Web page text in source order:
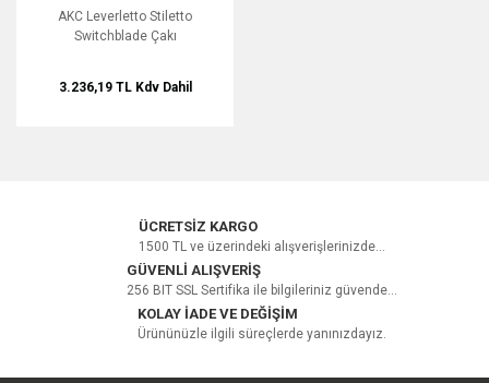
AKC Leverletto Stiletto
Switchblade Çakı
3.236,19 TL Kdv Dahil
ÜCRETSİZ KARGO
1500 TL ve üzerindeki alışverişlerinizde...
GÜVENLİ ALIŞVERİŞ
256 BIT SSL Sertifika ile bilgileriniz güvende...
KOLAY İADE VE DEĞİŞİM
Ürününüzle ilgili süreçlerde yanınızdayız.